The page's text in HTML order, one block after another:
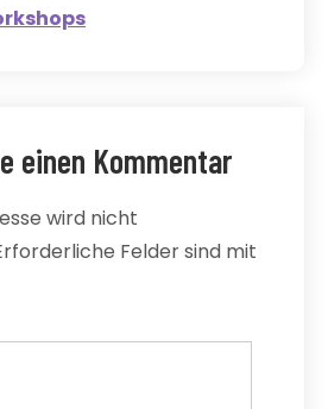
einen Kommentar
wird nicht
Felder sind mit